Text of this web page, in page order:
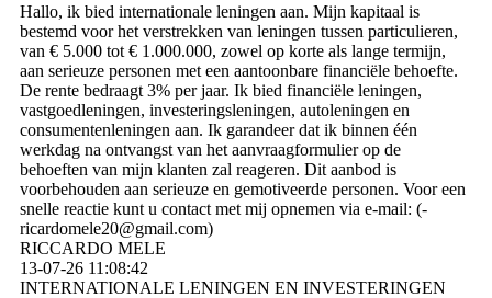
Hallo, ik bied internationale leningen aan. Mijn kapitaal is
bestemd voor het verstrekken van leningen tussen particulieren,
van € 5.000 tot € 1.000.000, zowel op korte als lange termijn,
aan serieuze personen met een aantoonbare financiële behoefte.
De rente bedraagt ​​3% per jaar. Ik bied financiële leningen,
vastgoedleningen, investeringsleningen, autoleningen en
consumentenleningen aan. Ik garandeer dat ik binnen één
werkdag na ontvangst van het aanvraagformulier op de
behoeften van mijn klanten zal reageren. Dit aanbod is
voorbehouden aan serieuze en gemotiveerde personen. Voor een
snelle reactie kunt u contact met mij opnemen via e-mail: (­
ricardomele20@­gmail.­com)­
RICCARDO MELE
13-07-26 11:08:42
INTERNATIONALE LENINGEN EN INVESTERINGEN